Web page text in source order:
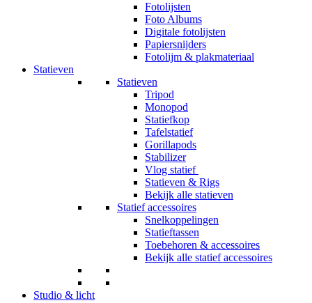
Fotolijsten
Foto Albums
Digitale fotolijsten
Papiersnijders
Fotolijm & plakmateriaal
Statieven
Statieven
Tripod
Monopod
Statiefkop
Tafelstatief
Gorillapods
Stabilizer
Vlog statief
Statieven & Rigs
Bekijk alle statieven
Statief accessoires
Snelkoppelingen
Statieftassen
Toebehoren & accessoires
Bekijk alle statief accessoires
Studio & licht